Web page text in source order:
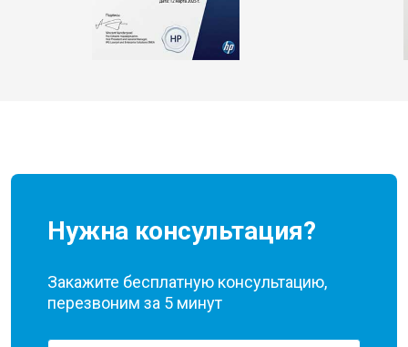
Нужна консультация?
Закажите бесплатную консультацию,
перезвоним за 5 минут